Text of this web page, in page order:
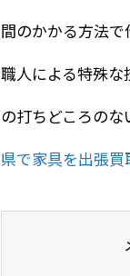
間のかかる方法
職人による特殊
の打ちどころの
県で家具を出張